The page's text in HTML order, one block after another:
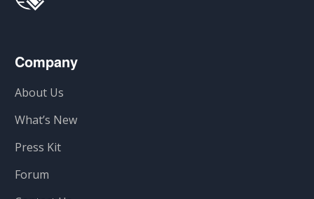
Company
About Us
What’s New
Press Kit
Forum